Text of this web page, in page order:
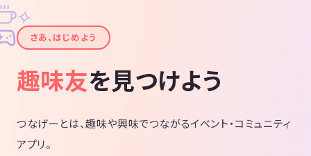
✦
✧
さあ、はじめよう
趣味友を見つけよう
つなげーとは、趣味や興味でつながるイベント・コミュニティ
アプリ。